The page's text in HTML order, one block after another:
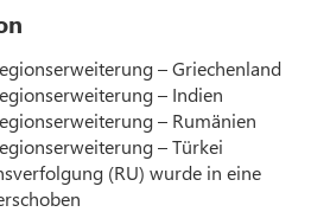
– Griechenland
– Indien
– Rumänien
– Türkei
(RU) wurde in eine